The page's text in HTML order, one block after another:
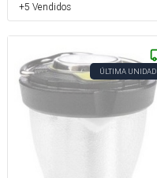
+5 Vendidos
ÚLTIMA UNIDAD